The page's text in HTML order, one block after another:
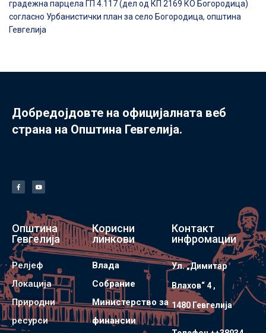
градежна парцела ГП 4.117 (дел од КП 2169 КО Богородица)
согласно Урбанистички план за село Богородица, општина
Гевгелија
Добредојдовте на официјалната веб
страна на Општина Гевгелија.
Општина
Гевгелија
Релјеф
Локација
Природни
ресурси
Корисни
линкови
Влада
Собрание
Министерство за
финансии
Контакт
инфромации
Ул. „Димитар
Влахов“ 4 ,
1480 Гевгелијa